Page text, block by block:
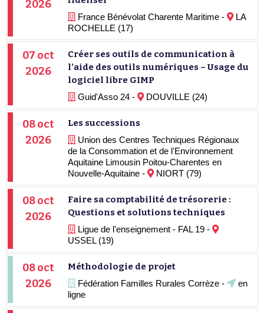
2026
France Bénévolat Charente Maritime -
LA
ROCHELLE (17)
07 oct
2026
Créer ses outils de communication à
l’aide des outils numériques – Usage du
logiciel libre GIMP
Guid'Asso 24 - DOUVILLE (24)
08 oct
2026
Les successions
Union des Centres Techniques Régionaux
de la Consommation et de l'Environnement
Aquitaine Limousin Poitou-Charentes en
Nouvelle-Aquitaine -
NIORT (79)
08 oct
2026
Faire sa comptabilité de trésorerie :
Questions et solutions techniques
Ligue de l'enseignement - FAL 19 -
USSEL (19)
08 oct
2026
Méthodologie de projet
Fédération Familles Rurales Corrèze -
en
ligne